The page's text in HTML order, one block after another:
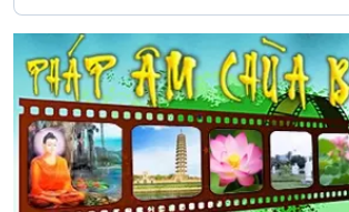
Hà Nội: Long trọng lễ khởi công xây
dựng Trung tâm văn hóa Phật giáo Thủ
đô
Hà Nội: Ngày tu học cuối cùng khép lại
khóa sinh hoạt Phật pháp mùa hè lần